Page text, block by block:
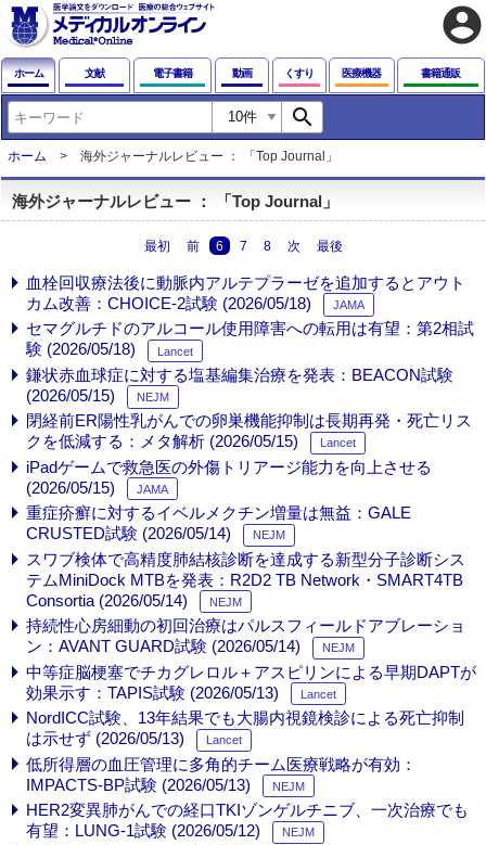
account_circle
ホーム 文献 電子書籍 動画 くすり 医療機器 書籍通販
search
ホーム 海外ジャーナルレビュー ： 「Top Journal」
海外ジャーナルレビュー ： 「Top Journal」
最初 前 6 7 8 次 最後
血栓回収療法後に動脈内アルテプラーゼを追加するとアウト
カム改善：CHOICE-2試験 (2026/05/18)
JAMA
セマグルチドのアルコール使用障害への転用は有望：第2相試
験 (2026/05/18)
Lancet
鎌状赤血球症に対する塩基編集治療を発表：BEACON試験
(2026/05/15)
NEJM
閉経前ER陽性乳がんでの卵巣機能抑制は長期再発・死亡リス
クを低減する：メタ解析 (2026/05/15)
Lancet
iPadゲームで救急医の外傷トリアージ能力を向上させる
(2026/05/15)
JAMA
重症疥癬に対するイベルメクチン増量は無益：GALE
CRUSTED試験 (2026/05/14)
NEJM
スワブ検体で高精度肺結核診断を達成する新型分子診断シス
テムMiniDock MTBを発表：R2D2 TB Network・SMART4TB
Consortia (2026/05/14)
NEJM
持続性心房細動の初回治療はパルスフィールドアブレーショ
ン：AVANT GUARD試験 (2026/05/14)
NEJM
中等症脳梗塞でチカグレロル＋アスピリンによる早期DAPTが
効果示す：TAPIS試験 (2026/05/13)
Lancet
NordICC試験、13年結果でも大腸内視鏡検診による死亡抑制
は示せず (2026/05/13)
Lancet
低所得層の血圧管理に多角的チーム医療戦略が有効：
IMPACTS-BP試験 (2026/05/13)
NEJM
HER2変異肺がんでの経口TKIゾンゲルチニブ、一次治療でも
有望：LUNG-1試験 (2026/05/12)
NEJM